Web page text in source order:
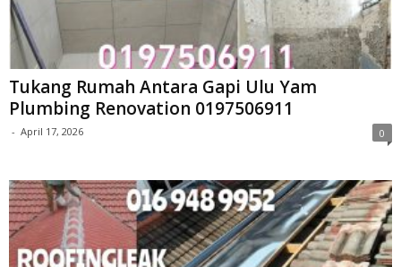
Tukang Rumah Antara Gapi Ulu Yam
Plumbing Renovation 0197506911
- April 17, 2026 0